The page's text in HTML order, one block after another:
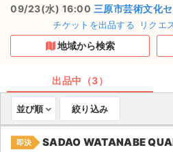
もうすぐ開催のチケット
チケットのリクエスト一覧
取扱チケット
ライブ・コンサート（国内）
ライブ・コンサート（海外）
09/23(水) 16:00 三原市芸術文化
チケットを出品する リクエ
地域から検索
出品中（3）
並び順 絞り込み
即決
SADAO WATANABE